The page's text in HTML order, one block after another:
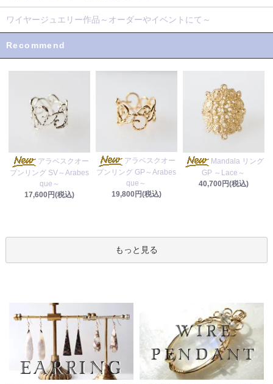
ワイヤージュエリー作品～オーダーやイベントにて～
Recommend
アラベスクオー
プンリング SV～Arabes
que～
17,600円(税込)
アラベスクオー
プンリング GP～Arabes
que～
19,800円(税込)
Mandala リング
GP ～Lace～
40,700円(税込)
もっと見る